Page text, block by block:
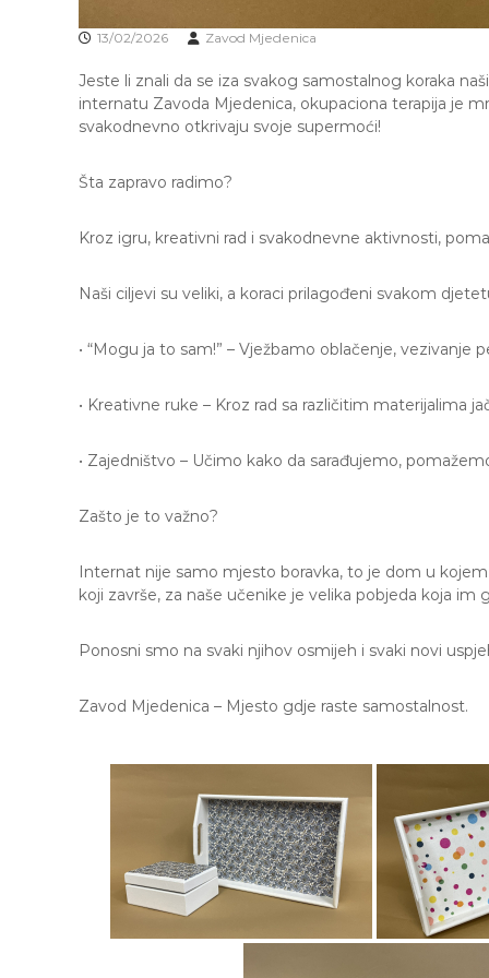
13/02/2026 Zavod Mjedenica
Jeste li znali da se iza svakog samostalnog koraka
internatu Zavoda Mjedenica, okupaciona terapija je
svakodnevno otkrivaju svoje supermoći!
Šta zapravo radimo?
Kroz igru, kreativni rad i svakodnevne aktivnosti,
Naši ciljevi su veliki, a koraci prilagođeni svakom
• “Mogu ja to sam!” – Vježbamo oblačenje, vezivanje
• Kreativne ruke – Kroz rad sa različitim materijalima
• Zajedništvo – Učimo kako da sarađujemo,
Zašto je to važno?
Internat nije samo mjesto boravka, to je dom u
koji završe, za naše učenike je velika pobjeda koja im
Ponosni smo na svaki njihov osmijeh i svaki novi
Zavod Mjedenica – Mjesto gdje raste samostalnost.